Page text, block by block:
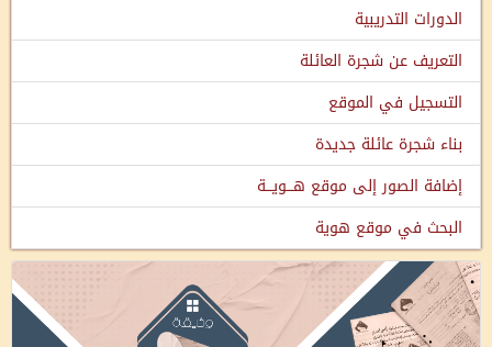
الدورات التدريبية
التعريف عن شجرة العائلة
التسجيل في الموقع
بناء شجرة عائلة جديدة
إضافة الصور إلى موقع هـــويـــة
البحث في موقع هوية